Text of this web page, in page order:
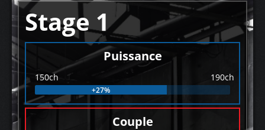
Stage 1
Puissance
150ch 190ch
+27%
Couple